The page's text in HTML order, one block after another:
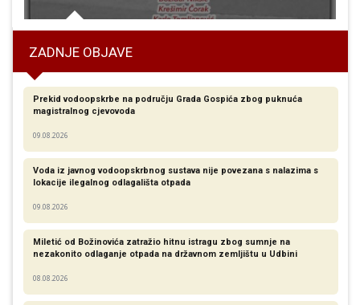
ZADNJE OBJAVE
Prekid vodoopskrbe na području Grada Gospića zbog puknuća
magistralnog cjevovoda
09.08.2026
Voda iz javnog vodoopskrbnog sustava nije povezana s nalazima s
lokacije ilegalnog odlagališta otpada
09.08.2026
Miletić od Božinovića zatražio hitnu istragu zbog sumnje na
nezakonito odlaganje otpada na državnom zemljištu u Udbini
08.08.2026